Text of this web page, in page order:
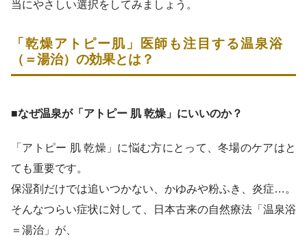
当にやさしい選択をしてみましょう。
「乾燥アトピー肌」医師も注目する温泉浴
（＝湯治）の効果とは？
■なぜ温泉が「アトピー 肌 乾燥」にいいのか？
「アトピー 肌 乾燥」に悩む方にとって、冬場のケアはと
ても重要です。
保湿剤だけでは追いつかない、かゆみや粉ふき、炎症…。
そんなつらい症状に対して、日本古来の自然療法「温泉浴
＝湯治」が、